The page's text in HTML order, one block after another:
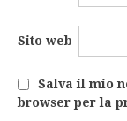
Sito web
Salva il mio
browser per la